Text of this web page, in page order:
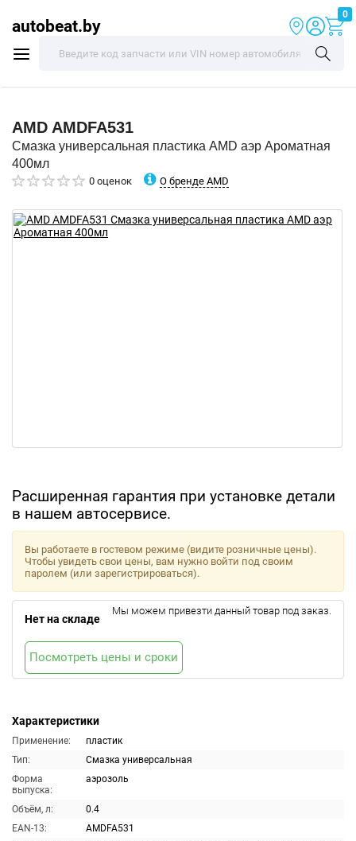
autobeat.by
0
AMD AMDFA531
Смазка универсальная пластика AMD аэр Ароматная
400мл
0 оценок О бренде AMD
Расширенная гарантия при установке детали
в нашем автосервисе.
Характеристики
Применение:
пластик
Тип:
Смазка универсальная
Форма
выпуска:
аэрозоль
Объём, л:
0.4
EAN-13:
AMDFA531
Вы работаете в гостевом режиме (видите розничные цены).
Чтобы увидеть свои цены, вам нужно войти под своим
паролем (или зарегистрироваться).
Нет на складе
Мы можем привезти данный товар под заказ.
Посмотреть цены и сроки